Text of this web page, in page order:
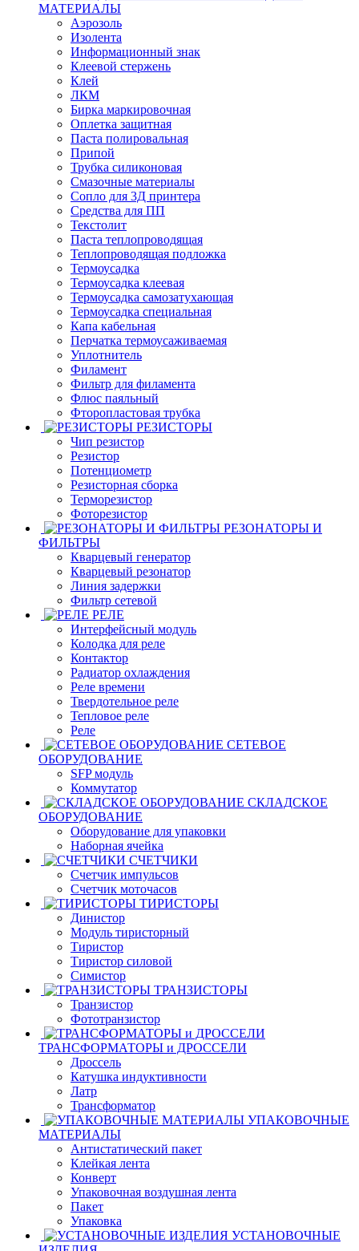
МАТЕРИАЛЫ
Аэрозоль
Изолента
Информационный знак
Клеевой стержень
Клей
ЛКМ
Бирка маркировочная
Оплетка защитная
Паста полировальная
Припой
Трубка силиконовая
Смазочные материалы
Сопло для 3Д принтера
Средства для ПП
Текстолит
Паста теплопроводящая
Теплопроводящая подложка
Термоусадка
Термоусадка клеевая
Термоусадка самозатухающая
Термоусадка специальная
Капа кабельная
Перчатка термоусаживаемая
Уплотнитель
Филамент
Фильтр для филамента
Флюс паяльный
Фторопластовая трубка
РЕЗИСТОРЫ
Чип резистор
Резистор
Потенциометр
Резисторная сборка
Терморезистор
Фоторезистор
РЕЗОНАТОРЫ И
ФИЛЬТРЫ
Кварцевый генератор
Кварцевый резонатор
Линия задержки
Фильтр сетевой
РЕЛЕ
Интерфейсный модуль
Колодка для реле
Контактор
Радиатор охлаждения
Реле времени
Твердотельное реле
Тепловое реле
Реле
СЕТЕВОЕ
ОБОРУДОВАНИЕ
SFP модуль
Коммутатор
СКЛАДСКОЕ
ОБОРУДОВАНИЕ
Оборудование для упаковки
Наборная ячейка
СЧЕТЧИКИ
Счетчик импульсов
Счетчик моточасов
ТИРИСТОРЫ
Динистор
Модуль тиристорный
Тиристор
Тиристор силовой
Симистор
ТРАНЗИСТОРЫ
Транзистор
Фототранзистор
ТРАНСФОРМАТОРЫ и ДРОССЕЛИ
Дроссель
Катушка индуктивности
Латр
Трансформатор
УПАКОВОЧНЫЕ
МАТЕРИАЛЫ
Антистатический пакет
Клейкая лента
Конверт
Упаковочная воздушная лента
Пакет
Упаковка
УСТАНОВОЧНЫЕ